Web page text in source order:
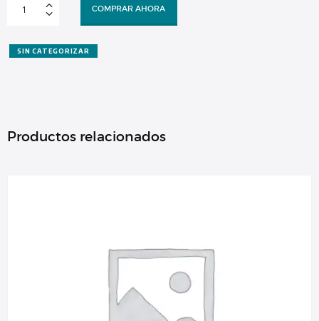
PRESENCIAL
CUOTA
COMPRAR AHORA
SIN CATEGORIZAR
Productos relacionados